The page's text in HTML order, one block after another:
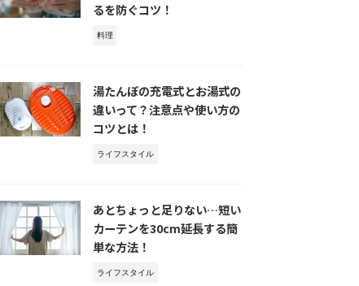
るを防ぐコツ！
料理
湯たんぽの充電式とお湯式の
違いって？注意点や使い方の
コツとは！
ライフスタイル
あとちょっと足りない…短い
カーテンを30cm延長する簡
単な方法！
ライフスタイル